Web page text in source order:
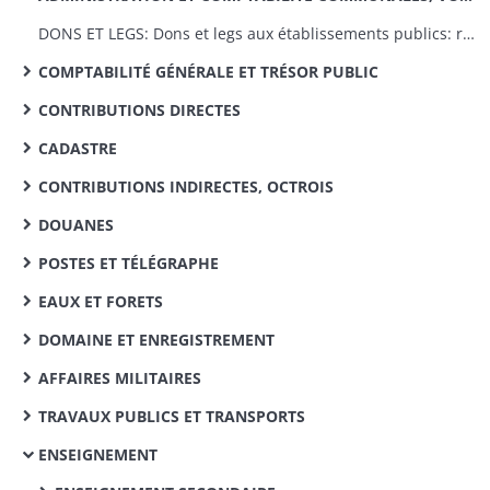
DONS ET LEGS: Dons et legs aux établissements publics: réglementation, statistiques
COMPTABILITÉ GÉNÉRALE ET TRÉSOR PUBLIC
CONTRIBUTIONS DIRECTES
CADASTRE
CONTRIBUTIONS INDIRECTES, OCTROIS
DOUANES
POSTES ET TÉLÉGRAPHE
EAUX ET FORETS
DOMAINE ET ENREGISTREMENT
AFFAIRES MILITAIRES
TRAVAUX PUBLICS ET TRANSPORTS
ENSEIGNEMENT